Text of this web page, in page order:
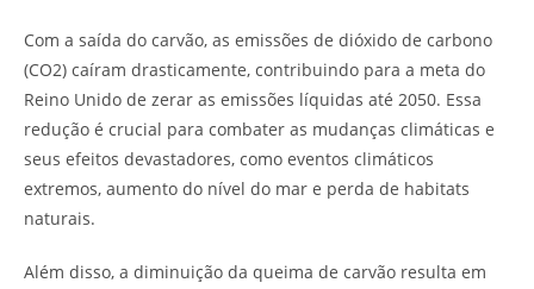
Com a saída do carvão, as emissões de dióxido de carbono
(CO2) caíram drasticamente, contribuindo para a meta do
Reino Unido de zerar as emissões líquidas até 2050. Essa
redução é crucial para combater as mudanças climáticas e
seus efeitos devastadores, como eventos climáticos
extremos, aumento do nível do mar e perda de habitats
naturais.
Além disso, a diminuição da queima de carvão resulta em